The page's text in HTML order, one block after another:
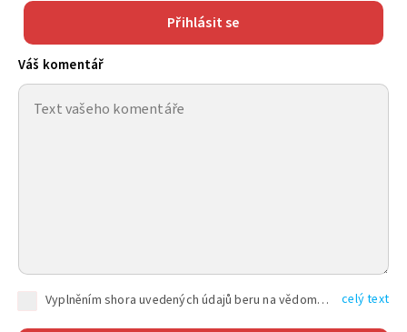
Přihlásit se
Váš komentář
Vyplněním shora uvedených údajů beru na vědomí, že společnost TEXT FACTORY s.r.o., sídlem Brno, Durďákova 336/29, Černá Pole, PSČ: 613 00, IČ: 06157831, zapsané u Krajského soudu v Brně, oddíl C, vložka 100399, bude zpracovávat mé osobní údaje uvedené v rámci mnou vyplněného registračního formuláře na základě oprávněných zájmů TEXT FACTORY s.r.o. dle čl. 6 odst. 1 písm. f) GDPR a pro splnění právních povinností (čl. 6 odst. 1 písm. c) GDPR), a to pro tyto účely: nezbytnost zajistit oprávnění návštěvníka webových stránek provozovaných společností TEXT FACTORY s.r.o. přispívat aktivně ke zveřejněným článkům nebo v rámci diskusních fór a výkon práv TEXT FACTORY s.r.o. jako administrátora těchto diskusních fór. Více informací o zpracování osobních údajů a právech lze nalézt v celý text